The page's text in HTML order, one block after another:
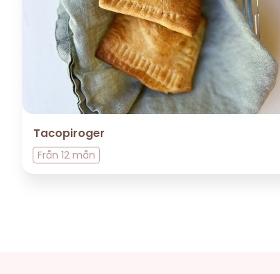
Tacopiroger
Från 12 mån